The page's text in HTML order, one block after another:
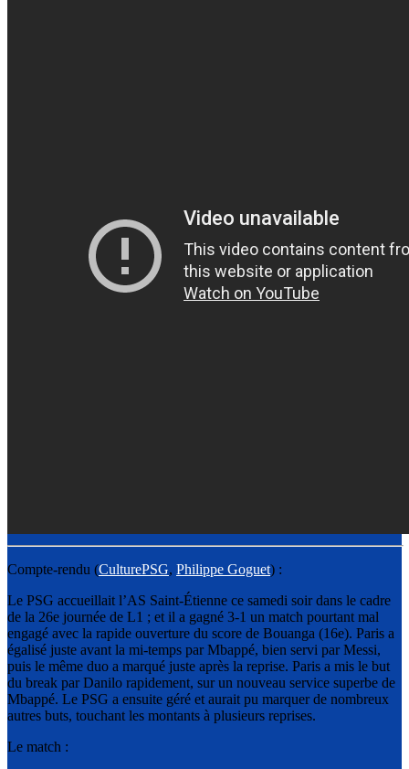
Compte-rendu (CulturePSG, Philippe Goguet) :
Le PSG accueillait l’AS Saint-Étienne ce samedi soir dans le cadre
de la 26e journée de L1 ; et il a gagné 3-1 un match pourtant mal
engagé avec la rapide ouverture du score de Bouanga (16e). Paris a
égalisé juste avant la mi-temps par Mbappé, bien servi par Messi,
puis le même duo a marqué juste après la reprise. Paris a mis le but
du break par Danilo rapidement, sur un nouveau service superbe de
Mbappé. Le PSG a ensuite géré et aurait pu marquer de nombreux
autres buts, touchant les montants à plusieurs reprises.
Le match :